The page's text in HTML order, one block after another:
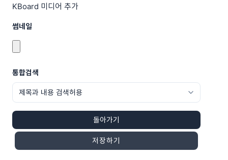
KBoard 미디어 추가
썸네일
통합검색
돌아가기
저장하기